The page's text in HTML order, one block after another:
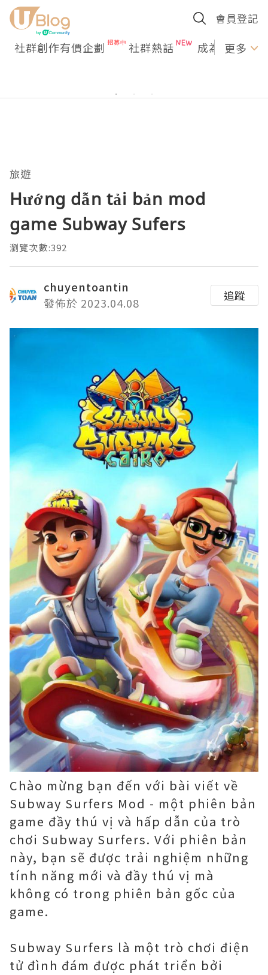
會員登記
社群創作有價企劃 社群熱話 成為U更多
旅遊
Hướng dẫn tải bản mod
game Subway Sufers
瀏覽次數:392
chuyentoantin
發佈於 2023.04.08
追蹤
Chào mừng bạn đến với bài viết về
Subway Surfers Mod - một phiên bản
game đầy thú vị và hấp dẫn của trò
chơi Subway Surfers. Với phiên bản
này, bạn sẽ được trải nghiệm những
tính năng mới và đầy thú vị mà
không có trong phiên bản gốc của
game.
Subway Surfers là một trò chơi điện
tử đình đám được phát triển bởi